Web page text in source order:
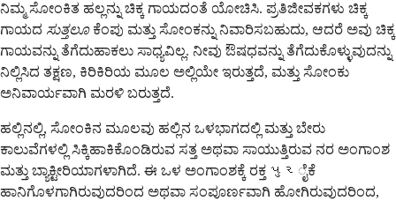
ನಿಮ್ಮ ಸೋಂಕಿತ ಹಲ್ಲನ್ನು ಚಿಕ್ಕ ಗಾಯದಂತೆ ಯೋಚಿಸಿ. ಪ್ರತಿಜೀವಕಗಳು ಚಿಕ್ಕ
ಗಾಯದ ಸುತ್ತಲೂಕೆಂಪು ಮತ್ತು ಸೋಂಕನ್ನು ನಿವಾರಿಸಬಹುದು, ಆದರೆ ಅವು ಚಿಕ್ಕ
ಗಾಯವನ್ನು ತೆಗೆದುಹಾಕಲು ಸಾಧ್ಯವಿಲ್ಲ. ನೀವು ಔಷಧವನ್ನು ತೆಗೆದುಕೊಳ್ಳುವುದನ್ನು
ನಿಲ್ಲಿಸಿದ ತಕ್ಷಣ, ಕಿರಿಕಿರಿಯ ಮೂಲ ಅಲ್ಲಿಯೇ ಇರುತ್ತದೆ, ಮತ್ತು ಸೋಂಕು
ಅನಿವಾರ್ಯವಾಗಿ ಮರಳಿ ಬರುತ್ತದೆ.
ಹಲ್ಲಿನಲ್ಲಿ, ಸೋಂಕಿನ ಮೂಲವು ಹಲ್ಲಿನ ಒಳಭಾಗದಲ್ಲಿ ಮತ್ತು ಬೇರು
ಕಾಲುವೆಗಳಲ್ಲಿ ಸಿಕ್ಕಿಹಾಕಿಕೊಂಡಿರುವ ಸತ್ತ ಅಥವಾ ಸಾಯುತ್ತಿರುವ ನರ ಅಂಗಾಂಶ
ಮತ್ತು ಬ್ಯಾಕ್ಟೀರಿಯಾಗಳಾಗಿದೆ. ಈ ಒಳ ಅಂಗಾಂಶಕ್ಕೆ ರಕ್ತ પુરೈಕೆ
ಹಾನಿಗೊಳಗಾಗಿರುವುದರಿಂದ ಅಥವಾ ಸಂಪೂರ್ಣವಾಗಿ ಹೋಗಿರುವುದರಿಂದ,